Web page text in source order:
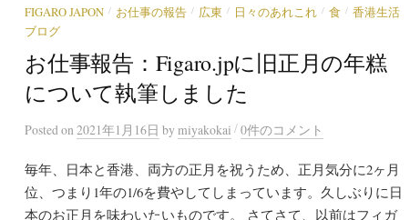
FIGARO JAPON / お仕事の報告 / 広東 / 日々のあれこれ / 食 / 香港生活
ブログ
お仕事報告：Figaro.jpに旧正月の年糕
について執筆しました
Posted on 2021年1月16日 by miyakokai /0件のコメント
毎年、日本と香港、両方の正月を祝うため、正月気分に2ヶ月
位、つまり1年の1/6を費やしてしまっています。久しぶりに日
本のお正月を味わいたいものです。 さてさて、以前はフィガ